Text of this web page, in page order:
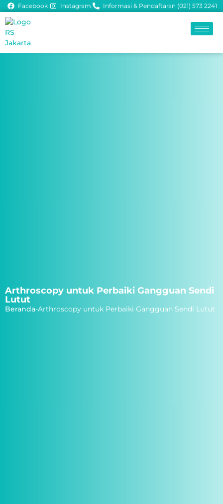
Facebook Instagram Informasi & Pendaftaran (021) 573 2241
Arthroscopy untuk Perbaiki Gangguan Sendi
Lutut
Beranda-Arthroscopy untuk Perbaiki Gangguan Sendi Lutut